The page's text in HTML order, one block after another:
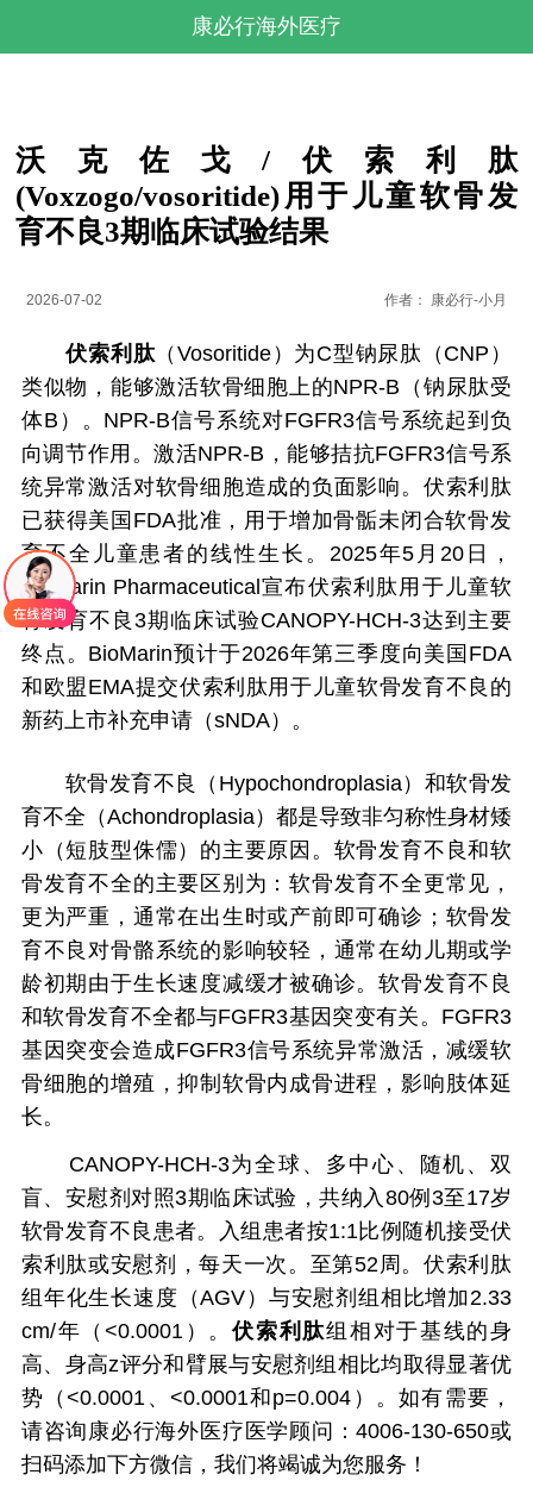
康必行海外医疗
沃克佐戈/伏索利肽
(Voxzogo/vosoritide)用于儿童软骨发
育不良3期临床试验结果
2026-07-02 作者： 康必行-小月
伏索利肽 （Vosoritide）为C型钠尿肽（CNP）
类似物，能够激活软骨细胞上的NPR-B（钠尿肽受
体B）。NPR-B信号系统对FGFR3信号系统起到负
向调节作用。激活NPR-B，能够拮抗FGFR3信号系
统异常激活对软骨细胞造成的负面影响。伏索利肽
已获得美国FDA批准，用于增加骨骺未闭合软骨发
育不全儿童患者的线性生长。2025年5月20日，
BioMarin Pharmaceutical宣布伏索利肽用于儿童软
骨发育不良3期临床试验CANOPY-HCH-3达到主要
终点。BioMarin预计于2026年第三季度向美国FDA
和欧盟EMA提交伏索利肽用于儿童软骨发育不良的
新药上市补充申请（sNDA）。
软骨发育不良（Hypochondroplasia）和软骨发
育不全（Achondroplasia）都是导致非匀称性身材矮
小（短肢型侏儒）的主要原因。软骨发育不良和软
骨发育不全的主要区别为：软骨发育不全更常见，
更为严重，通常在出生时或产前即可确诊；软骨发
育不良对骨骼系统的影响较轻，通常在幼儿期或学
龄初期由于生长速度减缓才被确诊。软骨发育不良
和软骨发育不全都与FGFR3基因突变有关。FGFR3
基因突变会造成FGFR3信号系统异常激活，减缓软
骨细胞的增殖，抑制软骨内成骨进程，影响肢体延
长。
CANOPY-HCH-3为全球、多中心、随机、双
盲、安慰剂对照3期临床试验，共纳入80例3至17岁
软骨发育不良患者。入组患者按1:1比例随机接受伏
索利肽或安慰剂，每天一次。至第52周。伏索利肽
组年化生长速度（AGV）与安慰剂组相比增加2.33
cm/年（<0.0001）。伏索利肽组相对于基线的身
高、身高z评分和臂展与安慰剂组相比均取得显著优
势（<0.0001、<0.0001和p=0.004）。如有需要，
请咨询康必行海外医疗医学顾问：4006-130-650或
扫码添加下方微信，我们将竭诚为您服务！